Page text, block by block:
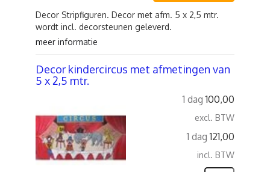
Decor Stripfiguren. Decor met afm. 5 x 2,5 mtr.
wordt incl. decorsteunen geleverd.
meer informatie
Decor kindercircus met afmetingen van
5 x 2,5 mtr.
1 dag 100,00
excl. BTW
1 dag 121,00
incl. BTW